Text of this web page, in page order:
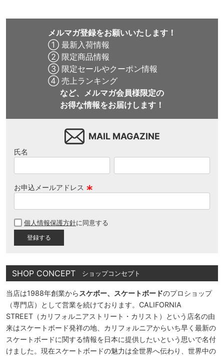
メルマガ登録をお願いいたします！
① 最新入荷情報
② 限定商品情報
③ 限定セールやクーポン情報
④ 売上ランキング
など、メルマガ会員様限定の
お得な情報をお届けします！
MAIL MAGAZINE
氏名
お申込メールアドレス
須
個人情報保護方針に同意する
SHOP CONCEPT ショップコンセプト
当店は1988年創業から スケボー、スケートボードのプロショップ
（専門店）として営業を続けております。CALIFORNIA
STREET（カリフォルニアストリート・カリスト）という店名の由
来はスケートボード発祥の地、カリフォルニアからいち早く最新の
スケートボードに関する情報を日本に提供したいという思いで名付
けました。現在スケートボードの魅力は全世界へ伝わり、世界中の